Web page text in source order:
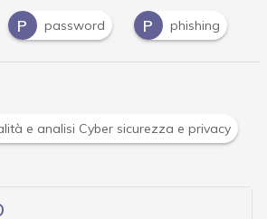
P phishing P Privacy
e Malware: le ultime news in tempo